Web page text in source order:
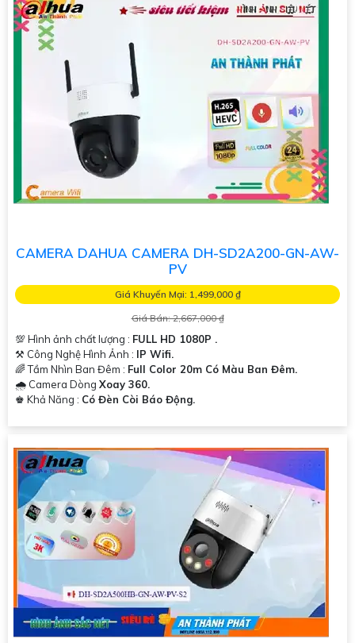
CAMERA DAHUA CAMERA DH-SD2A200-GN-AW-
PV
Giá Khuyến Mại: 1,499,000 ₫
Giá Bán: 2,667,000 ₫
💯 Hình ảnh chất lượng : FULL HD 1080P .
⚒ Công Nghệ Hình Ảnh : IP Wifi.
🌈 Tầm Nhìn Ban Đêm : Full Color 20m Có Màu Ban Đêm.
🌧️ Camera Dòng Xoay 360.
️♚ Khả Năng : Có Đèn Còi Báo Động.